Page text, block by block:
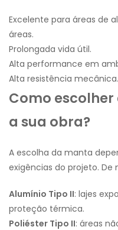
Excelente para áreas de
áreas.
Prolongada vida útil.
Alta performance em
Alta resistência mecânica.
Como
a sua obra?
A escolha da manta
exigências do projeto. De
Alumínio Tipo II: lajes
proteção térmica.
Poliéster Tipo II: áreas